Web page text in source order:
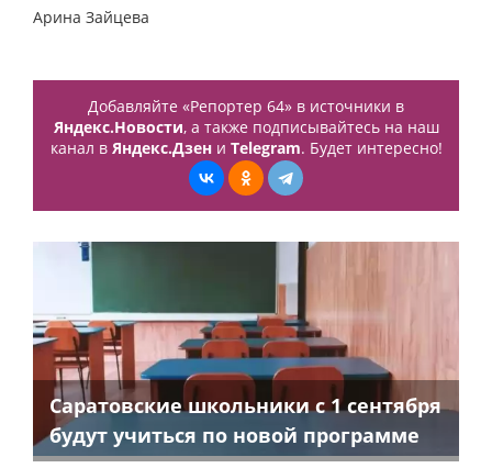
Арина Зайцева
Добавляйте «Репортер 64» в источники в
Яндекс.Новости, а также подписывайтесь на наш
канал в Яндекс.Дзени Telegram. Будет интересно!
Саратовские школьники с 1 сентября
будут учиться по новой программе